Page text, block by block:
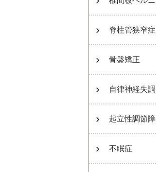
脊柱管狭窄症
骨盤矯正
自律神経失
起立性調節
不眠症